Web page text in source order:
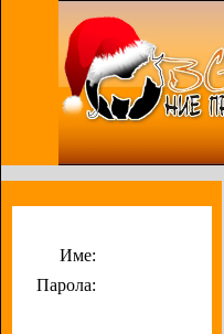
Име:
Парола: